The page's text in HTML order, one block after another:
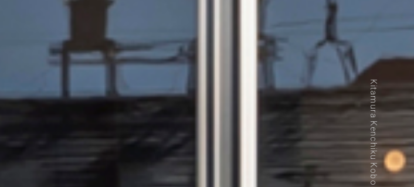
Kitamura Kenchiku Kobo